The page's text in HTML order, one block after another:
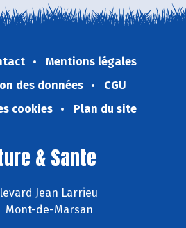
Mentions légales
des données
CGU
cookies
Plan du site
& Sante
Jean Larrieu
Mont-de-Marsan